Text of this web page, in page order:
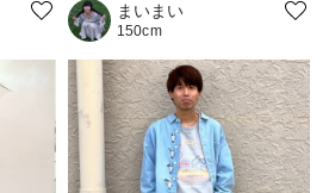
まいまい
150cm